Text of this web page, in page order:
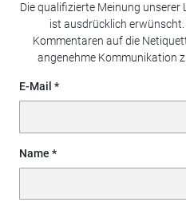
Die qualifizierte Meinung unserer
ist ausdrücklich
Kommentaren auf die
angenehme Kommunikation
E-Mail
Name